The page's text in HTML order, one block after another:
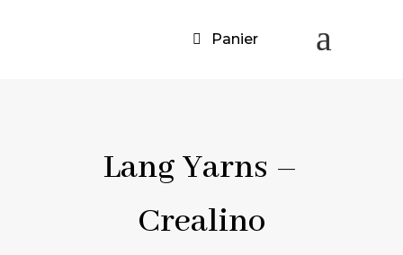
Panier a
Lang Yarns –
Crealino